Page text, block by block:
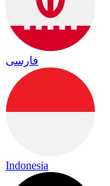
فارسی
Indonesia